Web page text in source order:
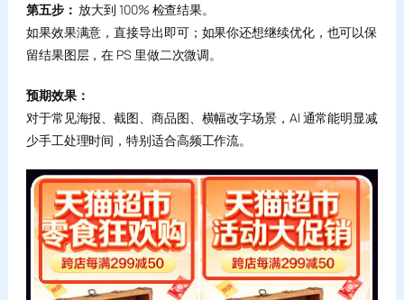
第五步： 放大到 100% 检查结果。
如果效果满意，直接导出即可；如果你还想继续优化，也可以保
留结果图层，在 PS 里做二次微调。
预期效果：
对于常见海报、截图、商品图、横幅改字场景，AI 通常能明显减
少手工处理时间，特别适合高频工作流。